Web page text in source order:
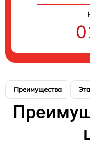
Преимущества